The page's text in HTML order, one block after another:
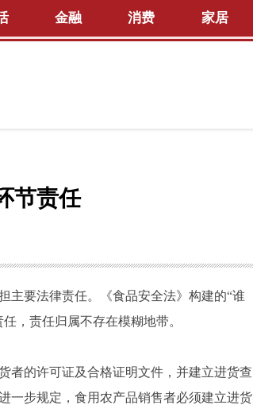
金融 消费 家居
节责任
要法律责任。《食品安全法》构建的“谁
，责任归属不存在模糊地带。
者的许可证及合格证明文件，并建立进货查
一步规定，食用农产品销售者必须建立进货